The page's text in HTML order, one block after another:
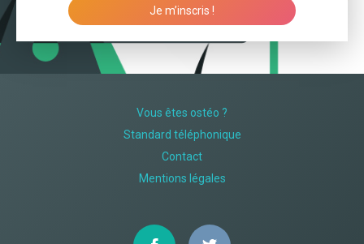
Je m’inscris !
Vous êtes ostéo ?
Standard téléphonique
Contact
Mentions légales